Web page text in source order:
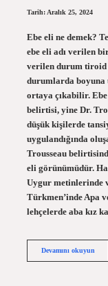
Tarih: Aralık 25, 2024
Ebe eli ne demek?
ebe eli adı verilen
verilen durum tiroid
durumlarda boyuna
ortaya çıkabilir.
belirtisi, yine Dr.
düşük kişilerde
uygulandığında
Trousseau
eli görünümüdür.
Uygur metinlerinde
Türkmen’inde Apa
lehçelerde aba kız
Devamını okuyun